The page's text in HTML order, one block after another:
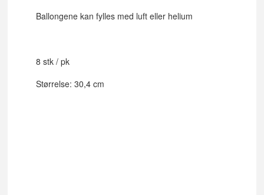
Ballongene kan fylles med luft eller helium
8 stk / pk
Størrelse: 30,4 cm